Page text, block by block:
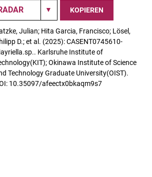
KOPIEREN
Julian; Hita Garcia, Francisco; Lösel,
D.; et al. (2025): CASENT0745610-
Karlsruhe Institute of
Okinawa Institute of Science
Technology Graduate University(OIST).
10.35097/afeectx0bkaqm9s7